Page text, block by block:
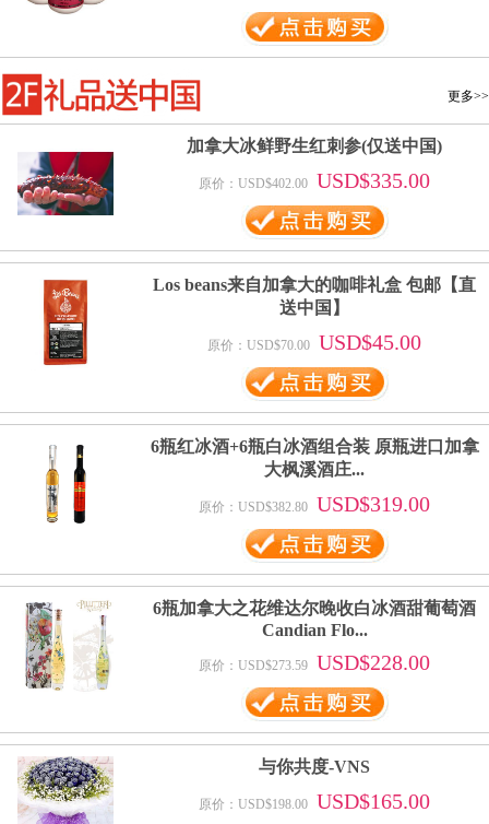
更多>>
加拿大冰鲜野生红刺参(仅送中国)
原价：USD$402.00 USD$335.00
Los beans来自加拿大的咖啡礼盒 包邮【直
送中国】
原价：USD$70.00 USD$45.00
6瓶红冰酒+6瓶白冰酒组合装 原瓶进口加拿
大枫溪酒庄...
原价：USD$382.80 USD$319.00
6瓶加拿大之花维达尔晚收白冰酒甜葡萄酒
Candian Flo...
原价：USD$273.59 USD$228.00
与你共度-VNS
原价：USD$198.00 USD$165.00